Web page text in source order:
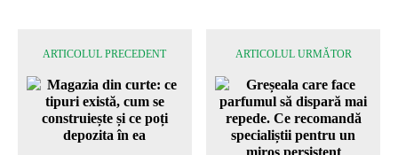
ARTICOLUL PRECEDENT ARTICOLUL URMĂTOR